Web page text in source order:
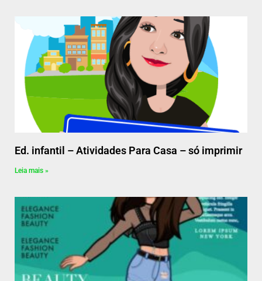
Ed. infantil – Atividades Para Casa – só imprimir
Leia mais »